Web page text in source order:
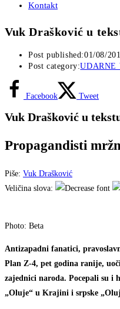
Kontakt
Vuk Drašković u
Post published:01/08/
Post category:UDARNE
Facebook Tweet
Vuk Drašković u
Propagandisti
Piše: Vuk Drašković
Veličina slova:
Photo: Beta
Antizapadni fanatici,
Plan Z-4, pet godina ranije,
zajednici naroda. Pocepali su i
„Oluje“ u Krajini i srpske